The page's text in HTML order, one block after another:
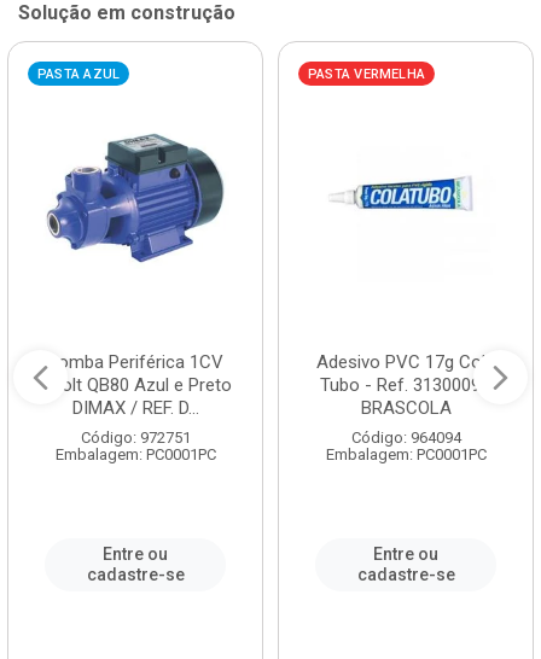
Solução em construção
PASTA AZUL
Bomba Periférica 1CV
Bivolt QB80 Azul e Preto
DIMAX / REF. D...
Código: 972751
Embalagem: PC0001PC
Entre ou
cadastre-se
PASTA VERMELHA
Adesivo PVC 17g Cola
Tubo - Ref. 3130009 -
BRASCOLA
Código: 964094
Embalagem: PC0001PC
Entre ou
cadastre-se